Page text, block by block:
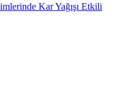
Kar Yağışı Etkili